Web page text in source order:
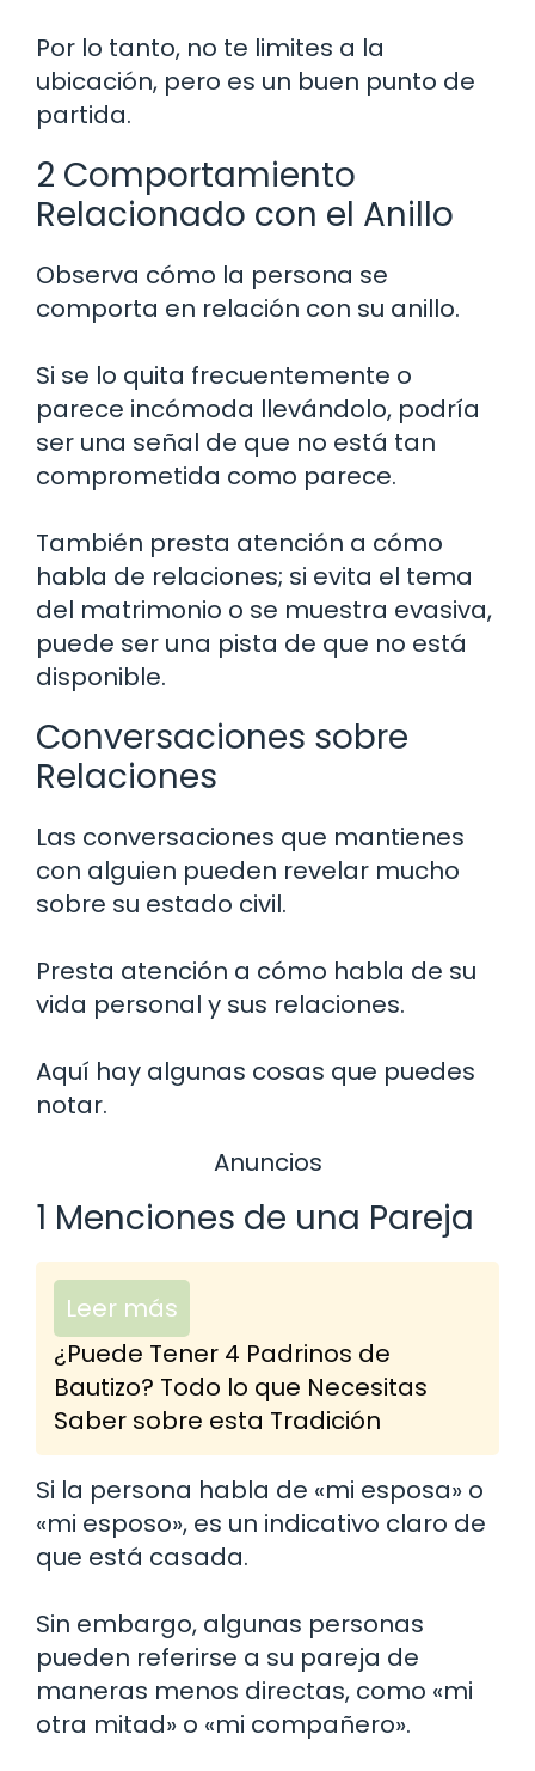
Por lo tanto, no te limites a la
ubicación, pero es un buen punto de
partida.
2 Comportamiento
Relacionado con el Anillo
Observa cómo la persona se
comporta en relación con su anillo.
Si se lo quita frecuentemente o
parece incómoda llevándolo, podría
ser una señal de que no está tan
comprometida como parece.
También presta atención a cómo
habla de relaciones; si evita el tema
del matrimonio o se muestra evasiva,
puede ser una pista de que no está
disponible.
Conversaciones sobre
Relaciones
Las conversaciones que mantienes
con alguien pueden revelar mucho
sobre su estado civil.
Presta atención a cómo habla de su
vida personal y sus relaciones.
Aquí hay algunas cosas que puedes
notar.
Anuncios
1 Menciones de una Pareja
Leer más
¿Puede Tener 4 Padrinos de
Bautizo? Todo lo que Necesitas
Saber sobre esta Tradición
Si la persona habla de «mi esposa» o
«mi esposo», es un indicativo claro de
que está casada.
Sin embargo, algunas personas
pueden referirse a su pareja de
maneras menos directas, como «mi
otra mitad» o «mi compañero».